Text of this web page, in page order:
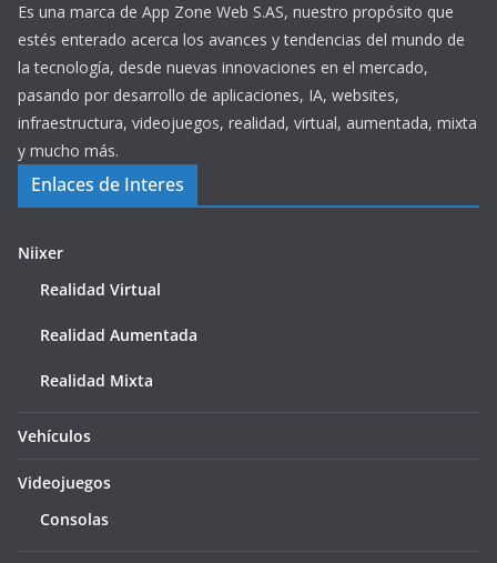
Es una marca de App Zone Web S.AS, nuestro propósito que
estés enterado acerca los avances y tendencias del mundo de
la tecnología, desde nuevas innovaciones en el mercado,
pasando por desarrollo de aplicaciones, IA, websites,
infraestructura, videojuegos, realidad, virtual, aumentada, mixta
y mucho más.
Enlaces de Interes
Niixer
Realidad Virtual
Realidad Aumentada
Realidad Mixta
Vehículos
Videojuegos
Consolas